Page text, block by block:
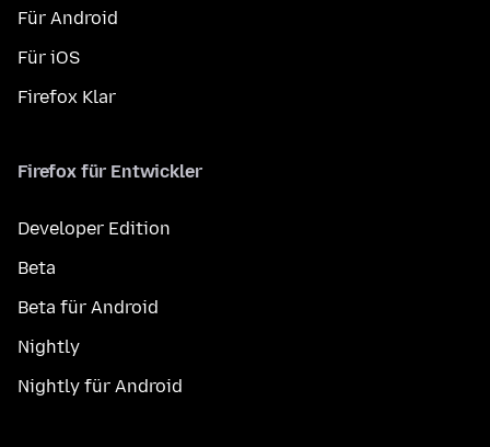
Für Android
Für iOS
Firefox Klar
Firefox für Entwickler
Developer Edition
Beta
Beta für Android
Nightly
Nightly für Android